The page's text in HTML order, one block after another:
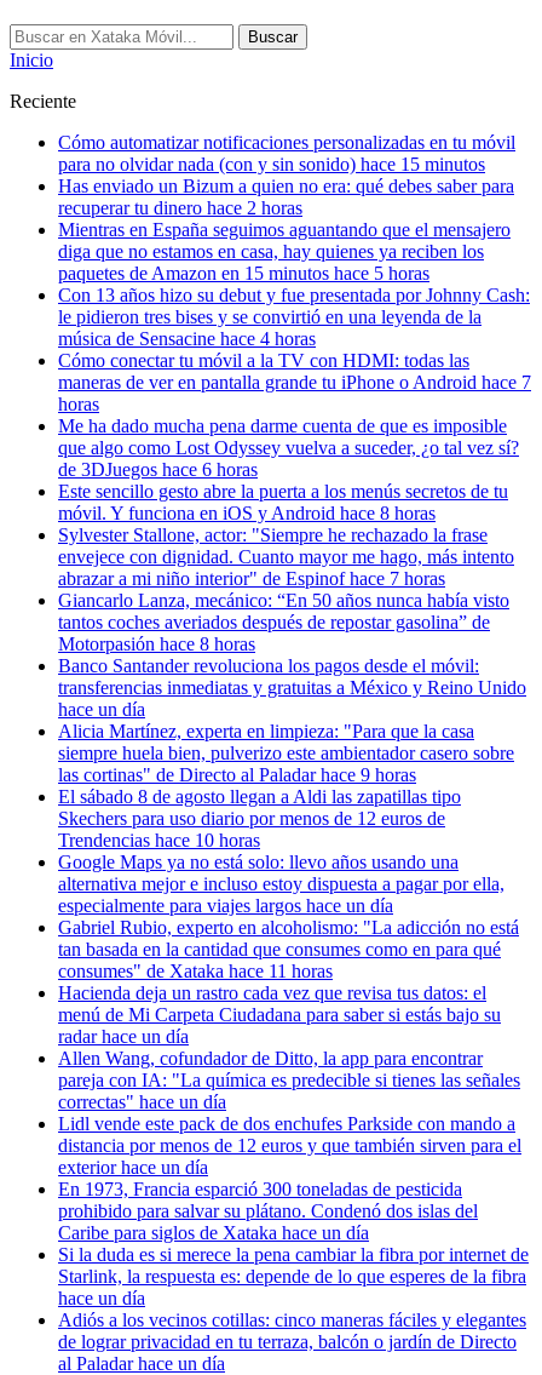
Buscar
Inicio
Reciente
Cómo automatizar notificaciones personalizadas en tu móvil
para no olvidar nada (con y sin sonido) hace 15 minutos
Has enviado un Bizum a quien no era: qué debes saber para
recuperar tu dinero hace 2 horas
Mientras en España seguimos aguantando que el mensajero
diga que no estamos en casa, hay quienes ya reciben los
paquetes de Amazon en 15 minutos hace 5 horas
Con 13 años hizo su debut y fue presentada por Johnny Cash:
le pidieron tres bises y se convirtió en una leyenda de la
música de Sensacine hace 4 horas
Cómo conectar tu móvil a la TV con HDMI: todas las
maneras de ver en pantalla grande tu iPhone o Android hace 7
horas
Me ha dado mucha pena darme cuenta de que es imposible
que algo como Lost Odyssey vuelva a suceder, ¿o tal vez sí?
de 3DJuegos hace 6 horas
Este sencillo gesto abre la puerta a los menús secretos de tu
móvil. Y funciona en iOS y Android hace 8 horas
Sylvester Stallone, actor: "Siempre he rechazado la frase
envejece con dignidad. Cuanto mayor me hago, más intento
abrazar a mi niño interior" de Espinofhace 7 horas
Giancarlo Lanza, mecánico: “En 50 años nunca había visto
tantos coches averiados después de repostar gasolina” de
Motorpasión hace 8 horas
Banco Santander revoluciona los pagos desde el móvil:
transferencias inmediatas y gratuitas a México y Reino Unido
hace un día
Alicia Martínez, experta en limpieza: "Para que la casa
siempre huela bien, pulverizo este ambientador casero sobre
las cortinas" de Directo al Paladarhace 9 horas
El sábado 8 de agosto llegan a Aldi las zapatillas tipo
Skechers para uso diario por menos de 12 euros de
Trendencias hace 10 horas
Google Maps ya no está solo: llevo años usando una
alternativa mejor e incluso estoy dispuesta a pagar por ella,
especialmente para viajes largos hace un día
Gabriel Rubio, experto en alcoholismo: "La adicción no está
tan basada en la cantidad que consumes como en para qué
consumes" de Xataka hace 11 horas
Hacienda deja un rastro cada vez que revisa tus datos: el
menú de Mi Carpeta Ciudadana para saber si estás bajo su
radarhace un día
Allen Wang, cofundador de Ditto, la app para encontrar
pareja con IA: "La química es predecible si tienes las señales
correctas" hace un día
Lidl vende este pack de dos enchufes Parkside con mando a
distancia por menos de 12 euros y que también sirven para el
exteriorhace un día
En 1973, Francia esparció 300 toneladas de pesticida
prohibido para salvar su plátano. Condenó dos islas del
Caribe para siglos de Xataka hace un día
Si la duda es si merece la pena cambiar la fibra por internet de
Starlink, la respuesta es: depende de lo que esperes de la fibra
hace un día
Adiós a los vecinos cotillas: cinco maneras fáciles y elegantes
de lograr privacidad en tu terraza, balcón o jardín de Directo
al Paladarhace un día